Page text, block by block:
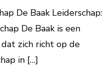
De Baak Leiderschap:
De Baak is een
zich richt op de
in […]